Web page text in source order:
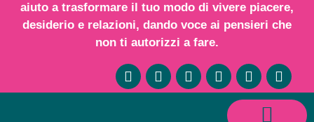
aiuto a trasformare il tuo modo di vivere piacere,
desiderio e relazioni, dando voce ai pensieri che
non ti autorizzi a fare.